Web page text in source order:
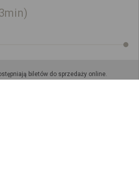
biletów do sprzedaży online.